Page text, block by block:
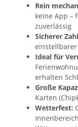
Rein
keine App –
zuverlässig
Sicherer
Ideal für
erhalten
Große
Karten
Wetterfest: